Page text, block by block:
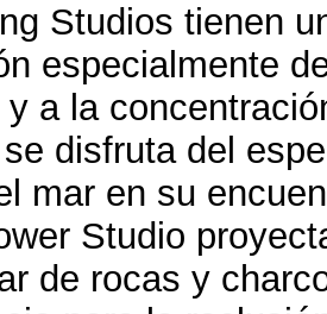
Studios tienen
especialmente
a la
disfruta del
mar en su
Studio
de rocas y